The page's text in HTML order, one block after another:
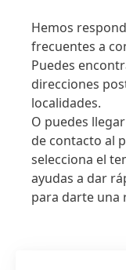
Hemos
frecuentes a
Puedes
direcciones
localidades.
O puedes
de contacto al
selecciona el
ayudas a dar
para darte una